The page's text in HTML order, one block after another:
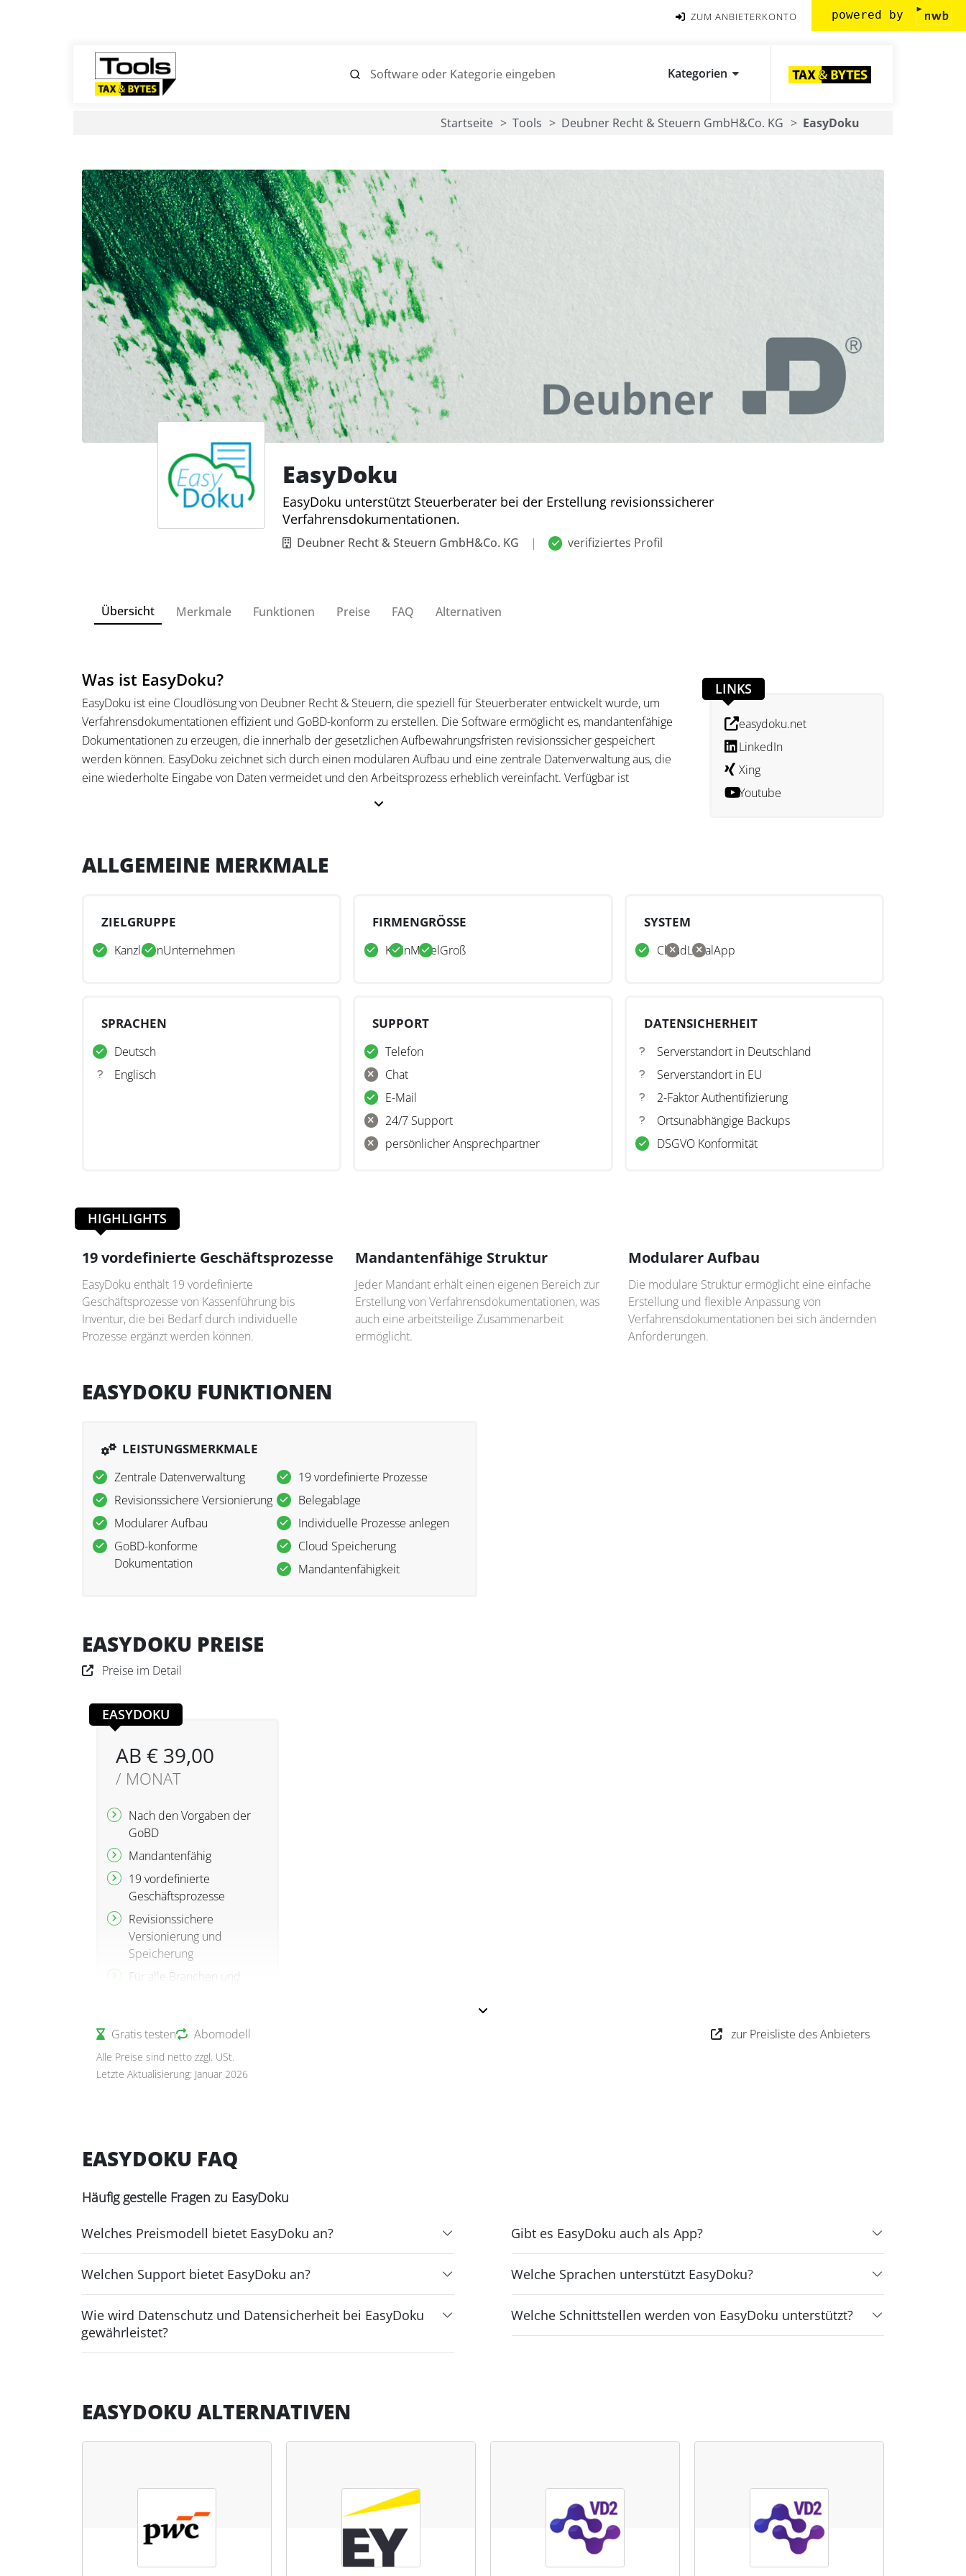
ZUM ANBIETERKONTO powered by
Kategorien
Startseite Tools Deubner Recht & Steuern GmbH&Co. KG EasyDoku
EasyDoku
EasyDoku unterstützt Steuerberater bei der Erstellung revisionssicherer
Verfahrensdokumentationen.
Deubner Recht & Steuern GmbH&Co. KG | verifiziertes Profil
Übersicht Merkmale Funktionen Preise FAQ Alternativen
Was ist EasyDoku?
EasyDoku ist eine Cloudlösung von Deubner Recht & Steuern, die speziell für Steuerberater entwickelt wurde, um
Verfahrensdokumentationen effizient und GoBD-konform zu erstellen. Die Software ermöglicht es, mandantenfähige
Dokumentationen zu erzeugen, die innerhalb der gesetzlichen Aufbewahrungsfristen revisionssicher gespeichert
werden können. EasyDoku zeichnet sich durch einen modularen Aufbau und eine zentrale Datenverwaltung aus, die
eine wiederholte Eingabe von Daten vermeidet und den Arbeitsprozess erheblich vereinfacht. Verfügbar ist
Mit EasyDoku können Steuerberater für sich und ihre Mandanten Verfahrensdokumentationen mit minimalem
oder archivierungspflichtige Belegablage, die individuell erweitert werden können. Die einfache Benutzeroberfläche
Vorkenntnisse präzise Dokumentationen anfertigen können. Für Steuerfachleute bedeutet dies eine erhebliche
LINKS
easydoku.net
LinkedIn
Xing
Youtube
ALLGEMEINE MERKMALE
ZIELGRUPPE
KanzleienUnternehmen
FIRMENGRÖSSE
KleinMittelGroß
SYSTEM
CloudLokalApp
SPRACHEN
Deutsch
Englisch
SUPPORT
Telefon
Chat
E-Mail
24/7 Support
persönlicher Ansprechpartner
DATENSICHERHEIT
Serverstandort in Deutschland
Serverstandort in EU
2-Faktor Authentifizierung
Ortsunabhängige Backups
DSGVO Konformität
HIGHLIGHTS
19 vordefinierte Geschäftsprozesse
EasyDoku enthält 19 vordefinierte
Geschäftsprozesse von Kassenführung bis
Inventur, die bei Bedarf durch individuelle
Prozesse ergänzt werden können.
Mandantenfähige Struktur
Jeder Mandant erhält einen eigenen Bereich zur
Erstellung von Verfahrensdokumentationen, was
auch eine arbeitsteilige Zusammenarbeit
ermöglicht.
Modularer Aufbau
Die modulare Struktur ermöglicht eine einfache
Erstellung und flexible Anpassung von
Verfahrensdokumentationen bei sich ändernden
Anforderungen.
EASYDOKU FUNKTIONEN
LEISTUNGSMERKMALE
Zentrale Datenverwaltung
Revisionssichere Versionierung
Modularer Aufbau
GoBD-konforme
Dokumentation
19 vordefinierte Prozesse
Belegablage
Individuelle Prozesse anlegen
Cloud Speicherung
Mandantenfähigkeit
EASYDOKU PREISE
Preise im Detail
EASYDOKU
AB € 39,00
/ MONAT
Nach den Vorgaben der
GoBD
Mandantenfähig
19 vordefinierte
Geschäftsprozesse
Revisionssichere
Versionierung und
Speicherung
Für alle Branchen und
Bezugszeitraum: 12
Monate,
Rechnungsstellung
Gratis testen Abomodell
Alle Preise sind netto zzgl. USt.
Letzte Aktualisierung: Januar 2026
zur Preisliste des Anbieters
EASYDOKU FAQ
Häufig gestelle Fragen zu EasyDoku
Welches Preismodell bietet EasyDoku an?
Welchen Support bietet EasyDoku an?
Wie wird Datenschutz und Datensicherheit bei EasyDoku
gewährleistet?
Gibt es EasyDoku auch als App?
Welche Sprachen unterstützt EasyDoku?
Welche Schnittstellen werden von EasyDoku unterstützt?
EASYDOKU ALTERNATIVEN